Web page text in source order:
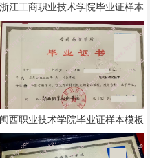
浙江工商职业技术学院毕业证样本
模板
闽西职业技术学院毕业证样本模板